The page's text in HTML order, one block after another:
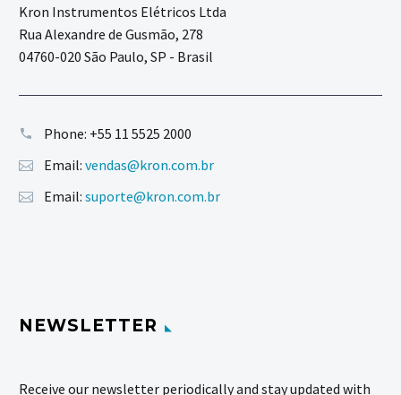
Kron Instrumentos Elétricos Ltda
Rua Alexandre de Gusmão, 278
04760-020 São Paulo, SP - Brasil
Phone: +55 11 5525 2000
Email: vendas@kron.com.br
Email: suporte@kron.com.br
NEWSLETTER
Receive our newsletter periodically and stay updated with